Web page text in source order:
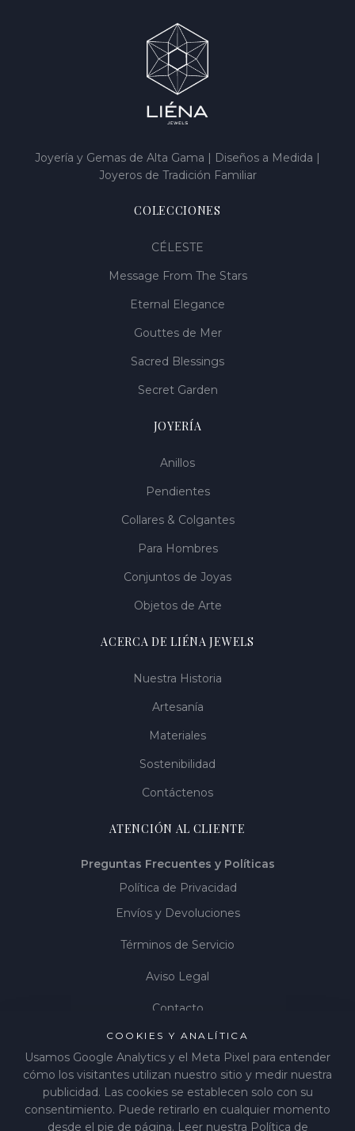
COOKIES Y ANALÍTICA
Usamos Google Analytics y el Meta Pixel para entender
cómo los visitantes utilizan nuestro sitio y medir nuestra
publicidad. Las cookies se establecen solo con su
consentimiento. Puede retirarlo en cualquier momento
desde el pie de página. Leer nuestra Política de
Joyería y Gemas de Alta Gama | Diseños a Medida |
Joyeros de Tradición Familiar
COLECCIONES
CÉLESTE
Message From The Stars
Eternal Elegance
Gouttes de Mer
Sacred Blessings
Secret Garden
JOYERÍA
Anillos
Pendientes
Collares & Colgantes
Para Hombres
Conjuntos de Joyas
Objetos de Arte
ACERCA DE LIÉNA JEWELS
Nuestra Historia
Artesanía
Materiales
Sostenibilidad
Contáctenos
ATENCIÓN AL CLIENTE
Preguntas Frecuentes y Políticas
Política de Privacidad
Envíos y Devoluciones
Términos de Servicio
Aviso Legal
Contacto
Gestionar cookies
2026 LIÉNA JEWELS Todos los derechos reservados.